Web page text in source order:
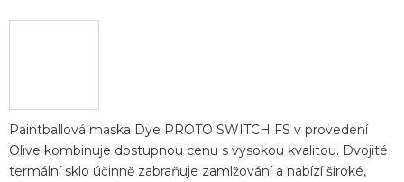
Paintballová maska Dye PROTO SWITCH FS v provedení
Olive kombinuje dostupnou cenu s vysokou kvalitou. Dvojité
termální sklo účinně zabraňuje zamlžování a nabízí široké,